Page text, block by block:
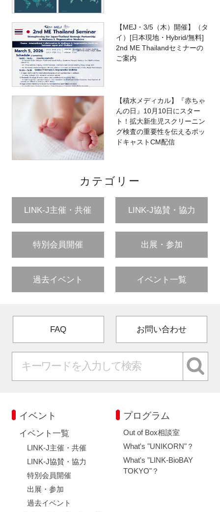
【MEJ・3/5（木）開催】（タ
イ）[日本現地・Hybrid/無料]
2nd ME Thailandセミナーの
ご案内
【積水メディカル】『赤ちゃ
んの日』10月10日にスター
ト！拡大新生児スクリーニン
グ検査の重要性を伝えるポッ
ドキャストCM配信
カテゴリー
LINK-J主催・共催 LINK-J協賛・協力
特別会員開催 出展・参加
過去イベント イベント一覧
FAQ お問い合わせ
イベント
イベント一覧
LINK-J主催・共催
LINK-J協賛・協力
特別会員開催
出展・参加
過去イベント
プログラム
Out of Box相談室
What's "UNIKORN"？
What's "LINK-BioBAY
TOKYO"？